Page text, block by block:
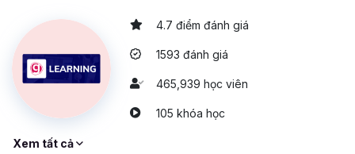
4.7 điểm đánh giá
1593 đánh giá
465,939 học viên
105 khóa học
Xem tất cả